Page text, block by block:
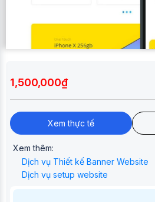
1,500,000₫
Xem thực tế
Xem thêm:
Dịch vụ Thiết kế Banner Website
Dịch vụ setup website